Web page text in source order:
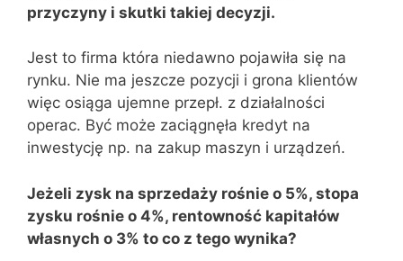
przyczyny i skutki takiej decyzji.
Jest to firma która niedawno pojawiła się na
rynku. Nie ma jeszcze pozycji i grona klientów
więc osiąga ujemne przepł. z działalności
operac. Być może zaciągnęła kredyt na
inwestycję np. na zakup maszyn i urządzeń.
Jeżeli zysk na sprzedaży rośnie o 5%, stopa
zysku rośnie o 4%, rentowność kapitałów
własnych o 3% to co z tego wynika?